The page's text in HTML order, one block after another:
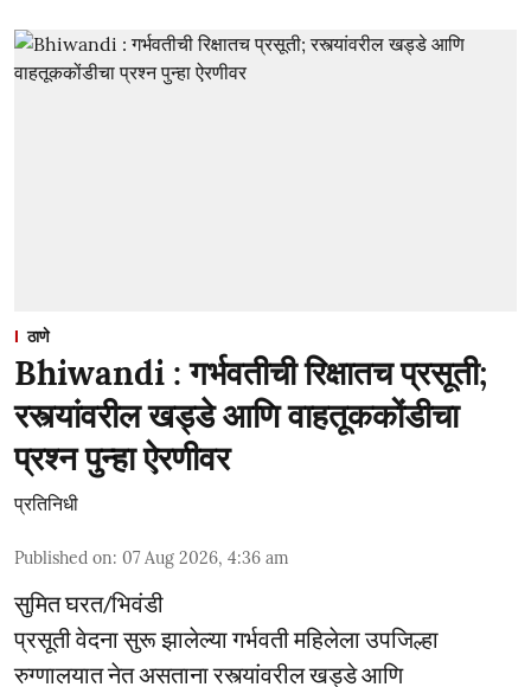
ठाणे
Bhiwandi : गर्भवतीची रिक्षातच प्रसूती;
रस्त्यांवरील खड्डे आणि वाहतूककोंडीचा
प्रश्न पुन्हा ऐरणीवर
प्रतिनिधी
Published on: 07 Aug 2026, 4:36 am
सुमित घरत/भिवंडी
प्रसूती वेदना सुरू झालेल्या गर्भवती महिलेला उपजिल्हा
रुग्णालयात नेत असताना रस्त्यांवरील खड्डे आणि